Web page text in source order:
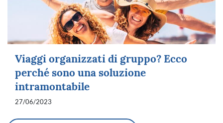
Viaggi organizzati di gruppo? Ecco
perché sono una soluzione
intramontabile
27/06/2023